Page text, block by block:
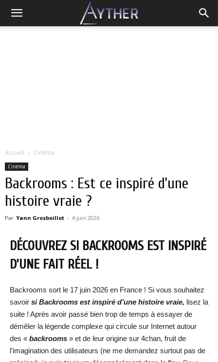
Accueil Cinéma
Cinéma
Backrooms : Est ce inspiré d’une
histoire vraie ?
Par Yann Grosboillot - 4 juin 2026
DÉCOUVREZ SI BACKROOMS EST INSPIRÉ
D’UNE FAIT RÉEL !
Backrooms sort le 17 juin 2026 en France ! Si vous souhaitez
savoir si Backrooms est inspiré d’une histoire vraie, lisez la
suite ! Après avoir passé bien trop de temps à essayer de
démêler la légende complexe qui circule sur Internet autour
des « backrooms » et de leur origine sur 4chan, fruit de
l’imagination des utilisateurs (ne me demandez surtout pas de